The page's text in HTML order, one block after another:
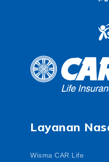
Layanan
Wisma CAR Life